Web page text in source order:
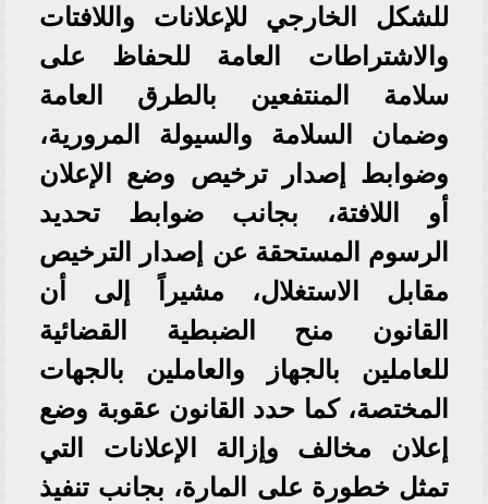
للشكل الخارجي للإعلانات واللافتات
والاشتراطات العامة للحفاظ على
سلامة المنتفعين بالطرق العامة
وضمان السلامة والسيولة المرورية،
وضوابط إصدار ترخيص وضع الإعلان
أو اللافتة، بجانب ضوابط تحديد
الرسوم المستحقة عن إصدار الترخيص
مقابل الاستغلال، مشيراً إلى أن
القانون منح الضبطية القضائية
للعاملين بالجهاز والعاملين بالجهات
المختصة، كما حدد القانون عقوبة وضع
إعلان مخالف وإزالة الإعلانات التي
تمثل خطورة على المارة، بجانب تنفيذ